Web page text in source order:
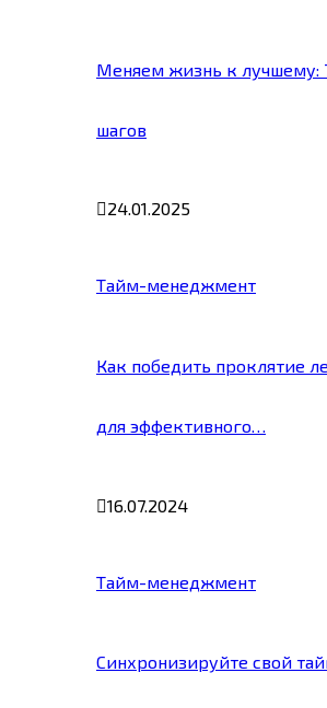
Меняем жизнь к лучшему:
шагов
24.01.2025
Тайм-менеджмент
Как победить проклятие
для эффективного…
16.07.2024
Тайм-менеджмент
Синхронизируйте свой